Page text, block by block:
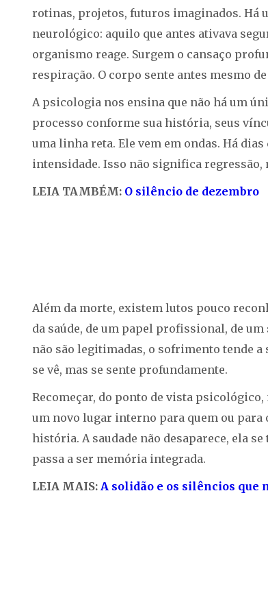
rotinas, projetos, futuros imaginados. Há
neurológico: aquilo que antes ativava
organismo reage. Surgem o cansaço
respiração. O corpo sente antes mesmo
A psicologia nos ensina que não há um
processo conforme sua história, seus
uma linha reta. Ele vem em ondas. Há
intensidade. Isso não significa regressão,
LEIA TAMBÉM: O silêncio de dezembro
Além da morte, existem lutos pouco
da saúde, de um papel profissional, de
não são legitimadas, o sofrimento tende
se vê, mas se sente profundamente.
Recomeçar, do ponto de vista
um novo lugar interno para quem ou
história. A saudade não desaparece, ela
passa a ser memória integrada.
LEIA MAIS: A solidão e os silêncios que